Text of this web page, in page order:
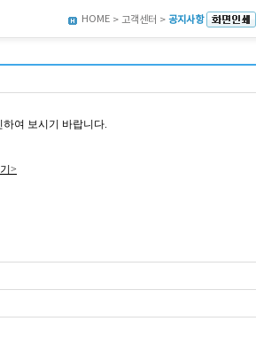
HOME > 고객센터 > 공지사항
여 보시기 바랍니다.
>